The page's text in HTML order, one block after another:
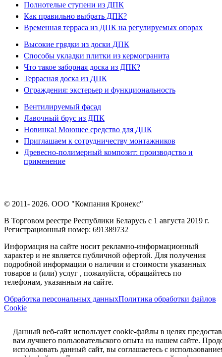
Полнотелые ступени из ДПК
Как правильно выбрать ДПК?
Временная терраса из ДПК на регулируемых опорах
Высокие грядки из доски ДПК
Способы укладки плитки из кермогранита
Что такое заборная доска из ДПК?
Террасная доска из ДПК
Ограждения: экстерьер и функциональность
Вентилируемый фасад
Лавочный брус из ДПК
Новинка! Моющее средство для ДПК
Приглашаем к сотрудничеству монтажников
Древесно-полимерный композит: производство и
применение
© 2011- 2026. ООО "Компания Кронекс"
В Торговом реестре Республики Беларусь с 1 августа 2019 г.
Регистрационный номер: 691389732
Информация на сайте носит рекламно-информационный
характер и не является публичной офертой. Для получения
подробной информации о наличии и стоимости указанных
товаров и (или) услуг , пожалуйста, обращайтесь по
телефонам, указанным на сайте.
Обработка персональных данныхПолитика обработки файлов
Cookie
Данный веб-сайт использует cookie-файлы в целях
вам лучшего пользовательского опыта на нашем сайте.
использовать данный сайт, вы соглашаетесь с